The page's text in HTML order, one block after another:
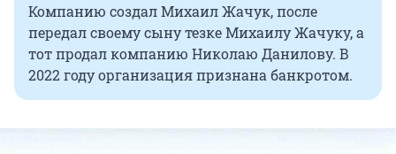
Компанию создал Михаил Жачук, после
передал своему сыну тезке Михаилу Жачуку, а
тот продал компанию Николаю Данилову. В
2022 году организация признана банкротом.